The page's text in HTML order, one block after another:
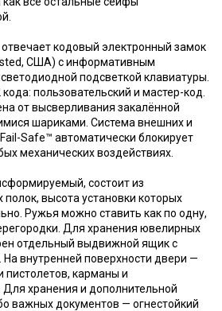
кодовый электронный замок
США) с информативным
подсветкой клавиатуры.
пользовательский и мастер-код.
от высверливания закалённой
шариками. Система внешних и
Safe™ автоматически блокирует
механических воздействиях.
состоит из
высота установки которых
Ружья можно ставить как по одну,
Для хранения ювелирных
отдельный выдвижной ящик с
внутренней поверхности двери —
карманы и
хранения и дополнительной
важных документов — огнестойкий